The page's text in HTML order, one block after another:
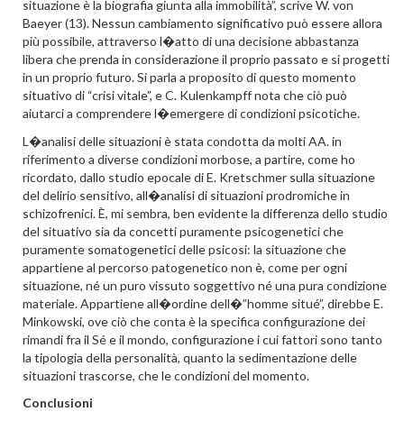
situazione è la biografia giunta alla immobilità”, scrive W. von
Baeyer (13). Nessun cambiamento significativo può essere allora
più possibile, attraverso l�atto di una decisione abbastanza
libera che prenda in considerazione il proprio passato e si progetti
in un proprio futuro. Si parla a proposito di questo momento
situativo di “crisi vitale”, e C. Kulenkampff nota che ciò può
aiutarci a comprendere l�emergere di condizioni psicotiche.
L�analisi delle situazioni è stata condotta da molti AA. in
riferimento a diverse condizioni morbose, a partire, come ho
ricordato, dallo studio epocale di E. Kretschmer sulla situazione
del delirio sensitivo, all�analisi di situazioni prodromiche in
schizofrenici. È, mi sembra, ben evidente la differenza dello studio
del situativo sia da concetti puramente psicogenetici che
puramente somatogenetici delle psicosi: la situazione che
appartiene al percorso patogenetico non è, come per ogni
situazione, né un puro vissuto soggettivo né una pura condizione
materiale. Appartiene all�ordine dell�”homme situé”, direbbe E.
Minkowski, ove ciò che conta è la specifica configurazione dei
rimandi fra il Sé e il mondo, configurazione i cui fattori sono tanto
la tipologia della personalità, quanto la sedimentazione delle
situazioni trascorse, che le condizioni del momento.
Conclusioni